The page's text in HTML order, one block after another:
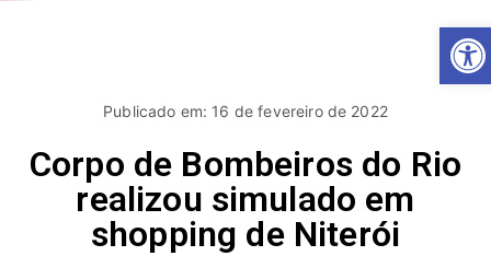
Publicado em: 16 de fevereiro de 2022
Corpo de Bombeiros do Rio
realizou simulado em
shopping de Niterói